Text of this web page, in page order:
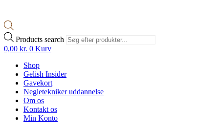
Products search
0,00 kr. 0 Kurv
Shop
Gelish Insider
Gavekort
Negletekniker uddannelse
Om os
Kontakt os
Min Konto